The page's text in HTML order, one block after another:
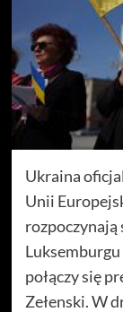
Ukraina
Unii
rozpoczynają
połączy się
Zełenski. W